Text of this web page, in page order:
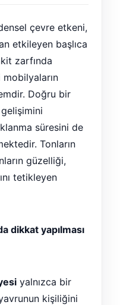
çevre etkeni,
etkileyen başlıca
zarfında
Doğru bir
süresini de
Tonların
güzelliği,
tetikleyen
dikkat yapılması
yalnızca bir
kişiliğini